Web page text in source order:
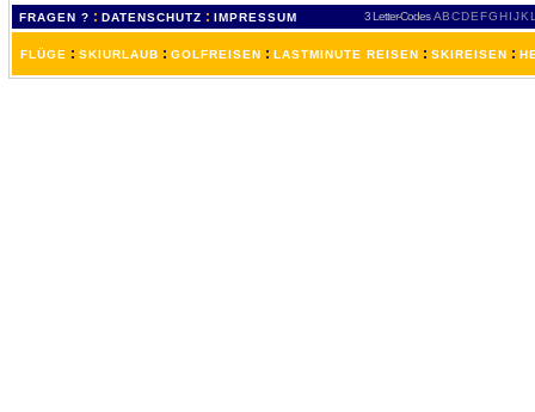
FRAGEN ? : DATENSCHUTZ : IMPRESSUM 3 Letter-Codes ABCDEFGH IJKL
FLÜGE : SKIURLAUB : GOLFREISEN : LASTMINUTE REISEN : SKIREISEN :